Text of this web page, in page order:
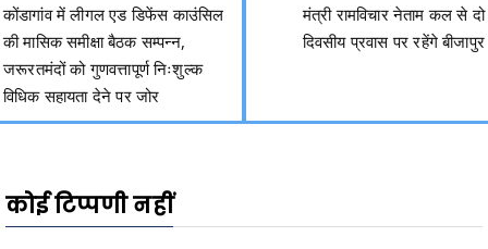
कोंडागांव में लीगल एड डिफेंस काउंसिल
की मासिक समीक्षा बैठक सम्पन्न,
जरूरतमंदों को गुणवत्तापूर्ण निःशुल्क
विधिक सहायता देने पर जोर
मंत्री रामविचार नेताम कल से दो
दिवसीय प्रवास पर रहेंगे बीजापुर
कोई टिप्पणी नहीं